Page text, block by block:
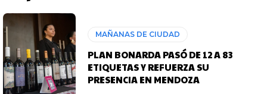
MAÑANAS DE CIUDAD
PLAN BONARDA PASÓ DE 12 A 83
ETIQUETAS Y REFUERZA SU
PRESENCIA EN MENDOZA